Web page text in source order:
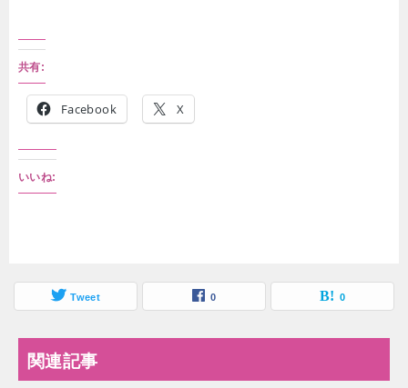
共有:
Facebook X
いいね:
Tweet 0 0
関連記事